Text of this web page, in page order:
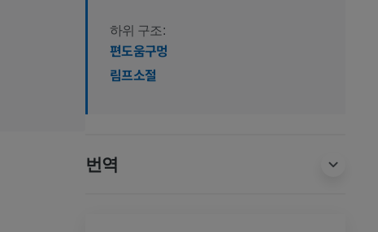
하위 구조:
편도움구멍
림프소절
번역